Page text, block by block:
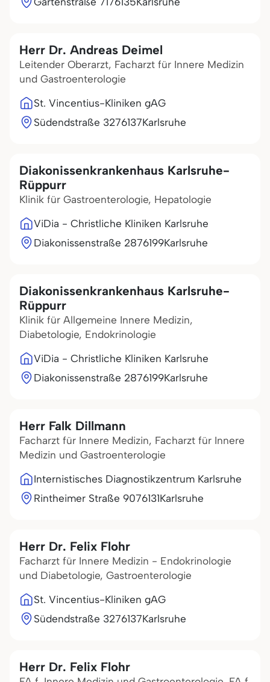
Herr Dr. Andreas Deimel
Leitender Oberarzt, Facharzt für Innere Medizin
und Gastroenterologie
St. Vincentius-Kliniken gAG
Südendstraße 3276137Karlsruhe
Diakonissenkrankenhaus Karlsruhe-
Rüppurr
Klinik für Gastroenterologie, Hepatologie
ViDia - Christliche Kliniken Karlsruhe
Diakonissenstraße 2876199Karlsruhe
Diakonissenkrankenhaus Karlsruhe-
Rüppurr
Klinik für Allgemeine Innere Medizin,
Diabetologie, Endokrinologie
ViDia - Christliche Kliniken Karlsruhe
Diakonissenstraße 2876199Karlsruhe
Herr Falk Dillmann
Facharzt für Innere Medizin, Facharzt für Innere
Medizin und Gastroenterologie
Internistisches Diagnostikzentrum Karlsruhe
Rintheimer Straße 9076131Karlsruhe
Herr Dr. Felix Flohr
Facharzt für Innere Medizin - Endokrinologie
und Diabetologie, Gastroenterologie
St. Vincentius-Kliniken gAG
Südendstraße 3276137Karlsruhe
Herr Dr. Felix Flohr